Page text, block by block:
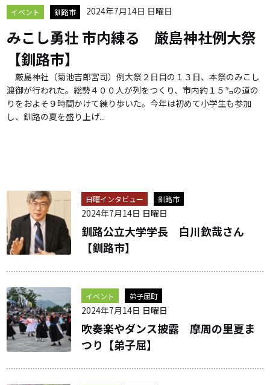
イベント 釧路市 2024年7月14日 日曜日
みこし勇壮 市内練る 厳島神社例大祭
【釧路市】
厳島神社（菊池吉郎宮司）例大祭２日目の１３日、本祭のみこし
渡御が行われた。総勢４００人が列をつくり、市内約１５㌔の道の
りをおよそ９時間かけて練り歩いた。今年は初めて小学生も参加
し、釧路の夏を盛り上げ...
日曜インタビュー 釧路市
2024年7月14日 日曜日
釧路公立大学学長 白川欽哉さん
【釧路市】
イベント 弟子屈町
2024年7月14日 日曜日
吹奏楽やダンス披露 摩周の里夏ま
つり【弟子屈】